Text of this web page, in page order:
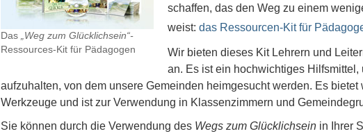
Das „Weg zum Glücklichsein“-
Ressources-Kit für Pädagogen
schaffen, das den Weg zu einem
weist: das Ressourcen-Kit für
Wir bieten dieses Kit Lehrern und
an. Es ist ein hochwichtiges
aufzuhalten, von dem unsere Gemeinden heimgesucht werden. Es
Werkzeuge und ist zur Verwendung in Klassenzimmern und
Sie können durch die Verwendung des Wegs zum Glücklichseinin Ihrer